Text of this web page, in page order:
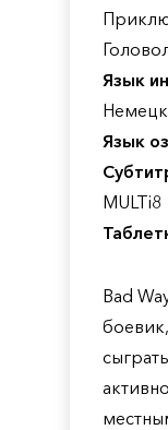
Язык
Язык
MULTi8
Bad